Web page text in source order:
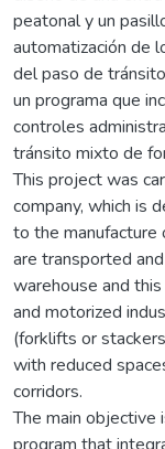
peatonal y un
automatización de
del paso de
un programa que
controles
tránsito mixto de
This project was
company, which is
to the manufacture
are transported
warehouse and
and motorized
(forklifts or
with reduced
corridors.
The main